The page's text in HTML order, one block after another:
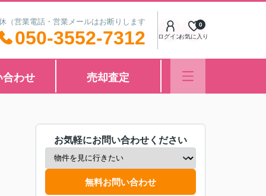
営業電話・営業メールはお断りします
050-3552-7312 ログインお気に入り
0
合わせ 売却査定
お気軽にお問い合わせください
無料お問い合わせ